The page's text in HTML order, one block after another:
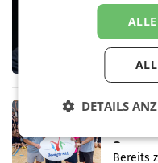
den
Mehrere
ORF.
die
RETAIL
Bereits
DETAILS